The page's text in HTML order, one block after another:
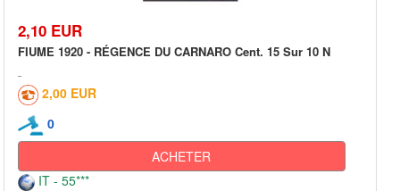
2,10 EUR
FIUME 1920 - RÉGENCE DU CARNARO Cent. 15 Sur 10 N
2,00 EUR
0
ACHETER
IT - 55***